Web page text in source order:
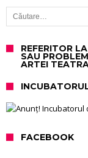
Caută după:
REFERITOR
SAU
ARTEI
FACEBOOK